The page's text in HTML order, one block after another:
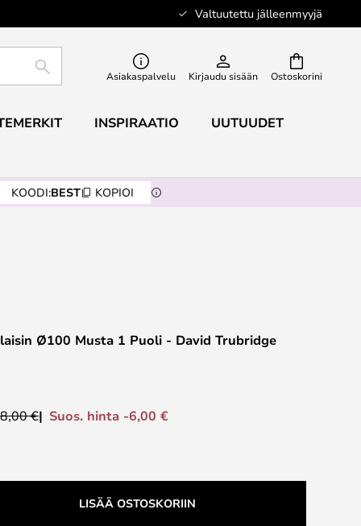
Valtuutettu jälleenmyyjä
Ostoskorini
ETSI Asiakaspalvelu Kirjaudu sisään
INSPIRAATIO UUTUUDET
KOODI:BEST KOPIOI
Ø100 Musta 1 Puoli - David Trubridge
€ Suos. hinta -6,00 €
LISÄÄ OSTOSKORIIN